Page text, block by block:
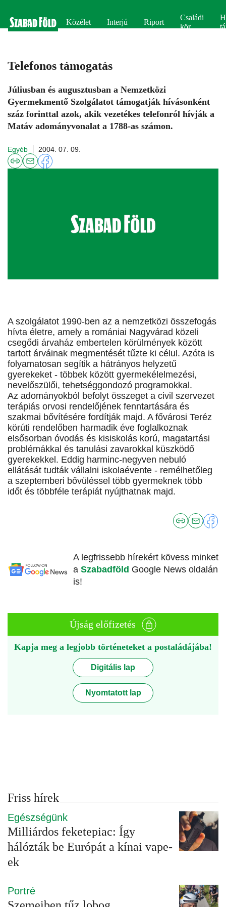
Közélet Interjú Riport
Családi
kör
Telefonos támogatás
Júliusban és augusztusban a Nemzetközi
Gyermekmentő Szolgálatot támogatják hívásonként
száz forinttal azok, akik vezetékes telefonról hívják a
Matáv adományvonalat a 1788-as számon.
Egyéb 2004. 07. 09.
A szolgálatot 1990-ben az a nemzetközi összefogás
hívta életre, amely a romániai Nagyvárad közeli
csegődi árvaház embertelen körülmények között
tartott árváinak megmentését tűzte ki célul. Azóta is
folyamatosan segítik a hátrányos helyzetű
gyerekeket - többek között gyermekélelmezési,
nevelőszülői, tehetséggondozó programokkal.
Az adományokból befolyt összeget a civil szervezet
terápiás orvosi rendelőjének fenntartására és
szakmai bővítésére fordítják majd. A fővárosi Teréz
körúti rendelőben harmadik éve foglalkoznak
elsősorban óvodás és kisiskolás korú, magatartási
problémákkal és tanulási zavarokkal küszködő
gyerekekkel. Eddig harminc-negyven nebuló
ellátását tudták vállalni iskolaévente - remélhetőleg
a szeptemberi bővüléssel több gyermeknek több
időt és többféle terápiát nyújthatnak majd.
A legfrissebb hírekért kövess minket
a Szabadföld Google News oldalán
is!
Újság előfizetés
Kapja meg a legjobb történeteket a postaládájába!
Digitális lap
Nyomtatott lap
Friss hírek
Egészségünk
Milliárdos feketepiac: Így
hálózták be Európát a kínai vape-
ek
Portré